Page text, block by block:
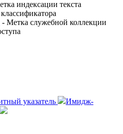
индексации текста
- Метка служебной коллекции
указатель
Имидж-